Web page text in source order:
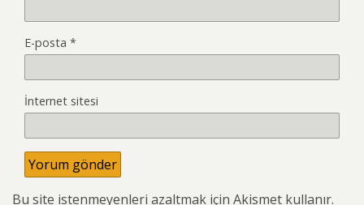
E-posta *
İnternet sitesi
Bu site istenmeyenleri azaltmak için Akismet kullanır.